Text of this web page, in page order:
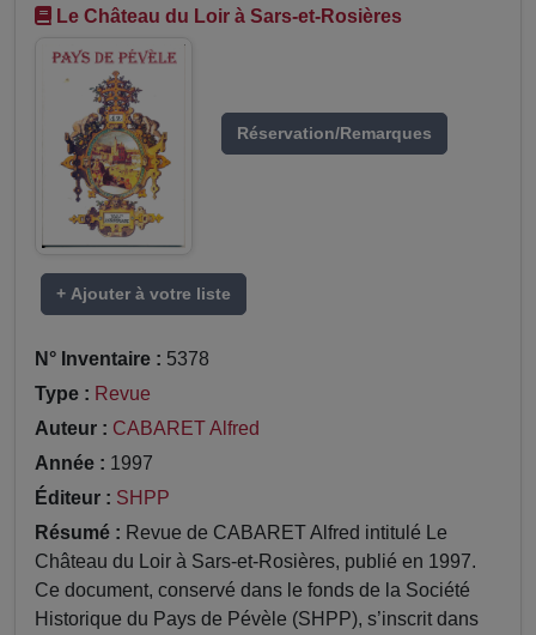
Le Château du Loir à Sars-et-Rosières
Réservation/Remarques
+ Ajouter à votre liste
N° Inventaire : 5378
Type : Revue
Auteur : CABARET Alfred
Année : 1997
Éditeur : SHPP
Résumé : Revue de CABARET Alfred intitulé Le
Château du Loir à Sars-et-Rosières, publié en 1997.
Ce document, conservé dans le fonds de la Société
Historique du Pays de Pévèle (SHPP), s’inscrit dans